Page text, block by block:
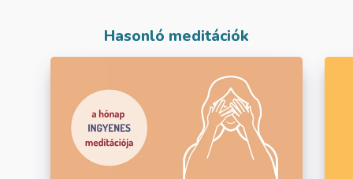
Hasonló meditációk